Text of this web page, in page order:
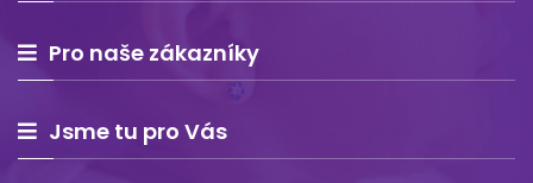
Pro naše zákazníky
Jsme tu pro Vás